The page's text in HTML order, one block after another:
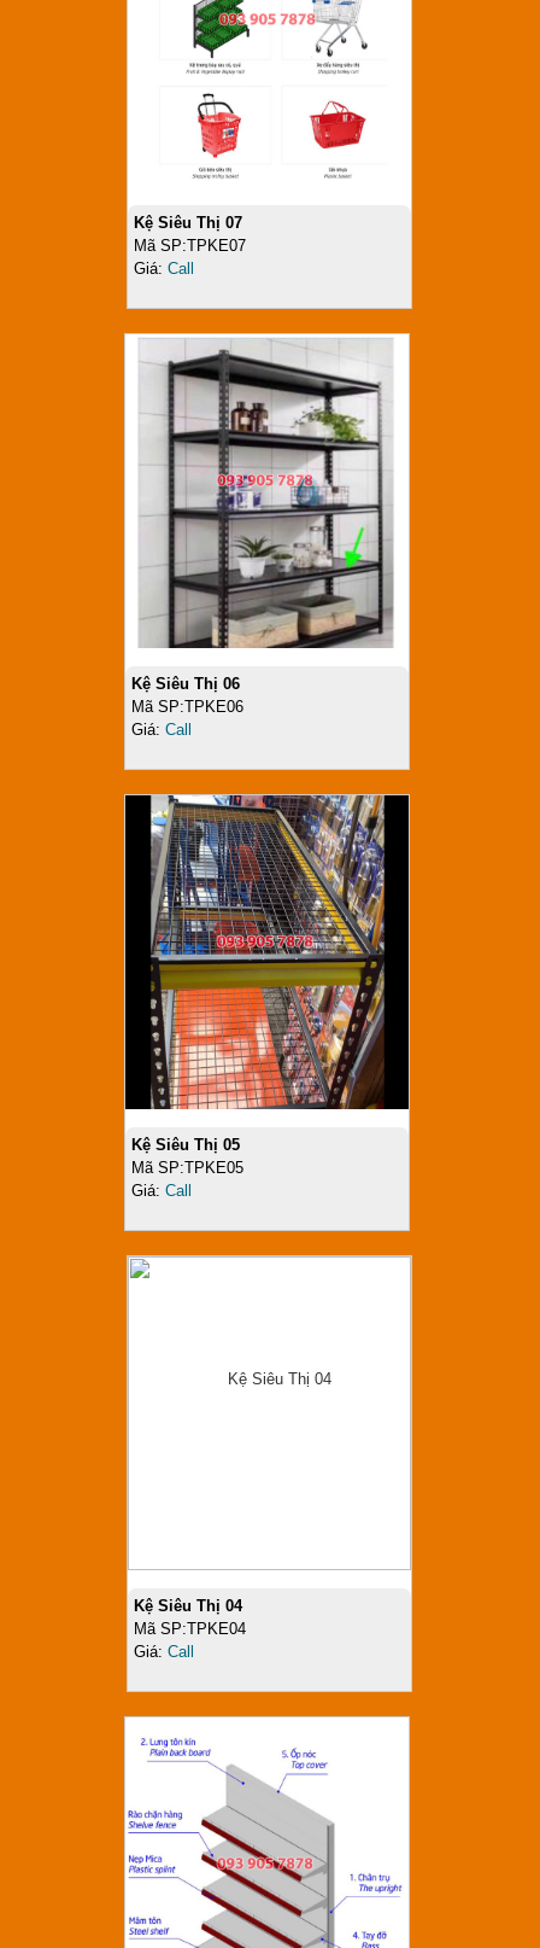
Kệ Siêu Thị 07
Mã SP:TPKE07
Giá:Call
Kệ Siêu Thị 06
Mã SP:TPKE06
Giá: Call
Kệ Siêu Thị 05
Mã SP:TPKE05
Giá: Call
Kệ Siêu Thị 04
Mã SP:TPKE04
Giá:Call